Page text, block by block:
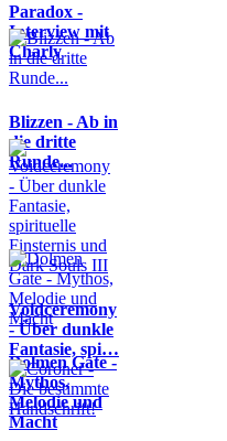
Paradox -
Interview mit
Charly
Blizzen - Ab in
die dritte
Runde...
Voidceremony
- Über dunkle
Fantasie, spi…
Dolmen Gate -
Mythos,
Melodie und
Macht